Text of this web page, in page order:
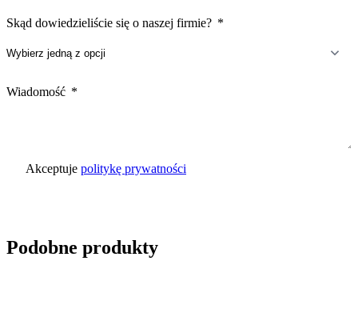
Skąd dowiedzieliście się o naszej firmie?
Wiadomość
Akceptuje politykę prywatności
Podobne produkty